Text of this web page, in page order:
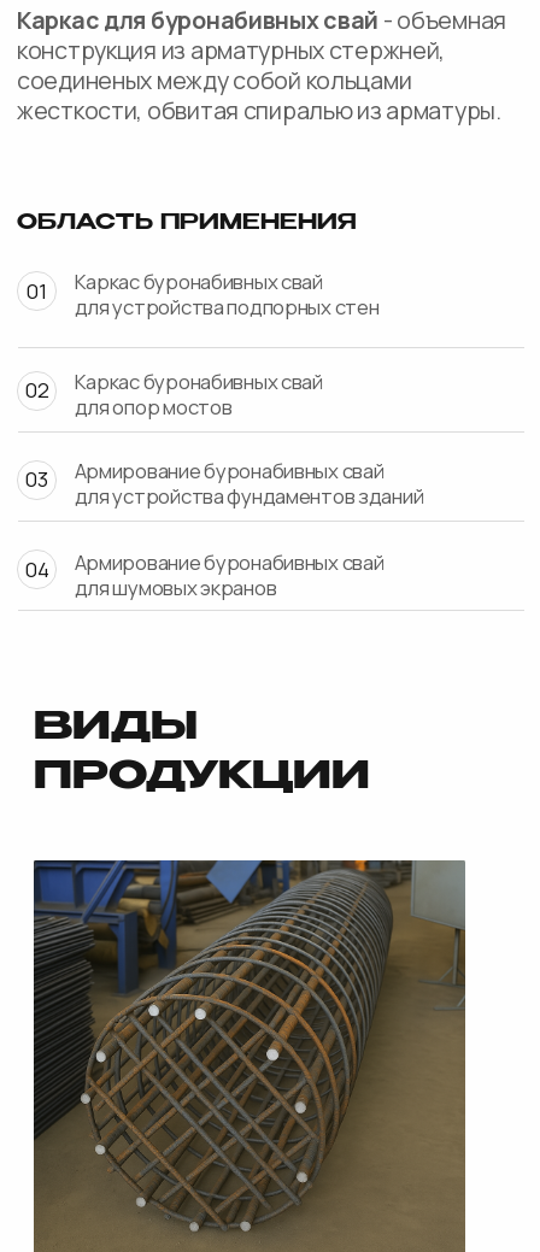
Буронабивные сваи для подпорных стен
Буронабивные сваи для опор мостов
Буронабивные сваи для спортивных
объектов